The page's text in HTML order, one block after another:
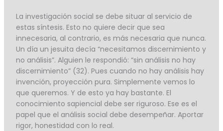
La investigación social se debe situar al servicio de
estas síntesis. Esto no quiere decir que sea
innecesaria, al contrario, es más necesaria que nunca.
Un día un jesuita decía “necesitamos discernimiento y
no análisis”. Alguien le respondió: “sin análisis no hay
discernimiento” (32). Pues cuando no hay análisis hay
invención, proyección pura. Simplemente vemos lo
que queremos. Y de esto ya hay bastante. El
conocimiento sapiencial debe ser riguroso. Ese es el
papel que el análisis social debe desempeñar. Aportar
rigor, honestidad con lo real.